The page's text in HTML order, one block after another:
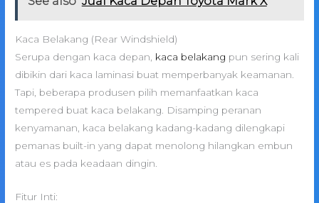
Kaca Belakang (Rear Windshield)
Serupa dengan kaca depan, kaca belakang pun sering kali
dibikin dari kaca laminasi buat memperbanyak keamanan.
Tapi, beberapa produsen pilih memanfaatkan kaca
tempered buat kaca belakang. Disamping peranan
kenyamanan, kaca belakang kadang-kadang dilengkapi
pemanas built-in yang dapat menolong hilangkan embun
atau es pada keadaan dingin.
Fitur Inti: